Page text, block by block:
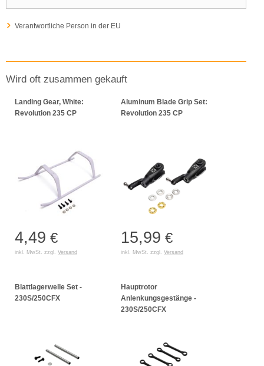
Verantwortliche Person in der EU
Wird oft zusammen gekauft
Landing Gear, White:
Revolution 235 CP
4,49 €
inkl. MwSt. zzgl. Versand
Aluminum Blade Grip Set:
Revolution 235 CP
15,99 €
inkl. MwSt. zzgl. Versand
Blattlagerwelle Set -
230S/250CFX
Hauptrotor
Anlenkungsgestänge -
230S/250CFX